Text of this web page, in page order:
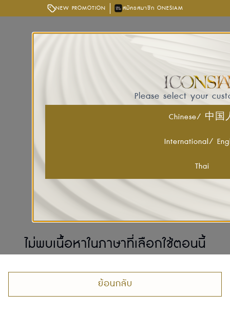
NEW PROMOTION สมัครสมาชิก ONESIAM
ไม่พบเนื้อหาในภาษาที่เลือกใช้ตอนนี้
ย้อนกลับ
Please select your
Chinese/ 中国
International/
Thai